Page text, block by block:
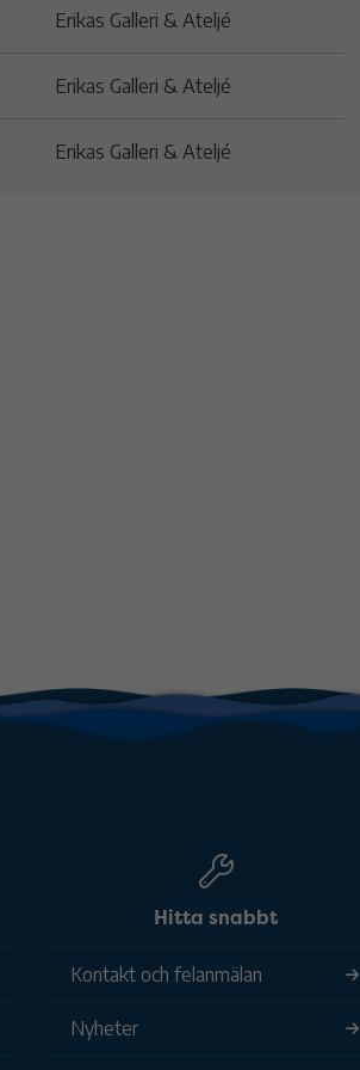
Erikas Galleri & Ateljé
Erikas Galleri & Ateljé
Erikas Galleri & Ateljé
Hitta snabbt
Kontakt och felanmälan
Nyheter